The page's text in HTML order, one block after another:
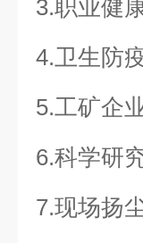
3.职业健
4.卫生防
5.工矿企
6.科学研
7.现场扬